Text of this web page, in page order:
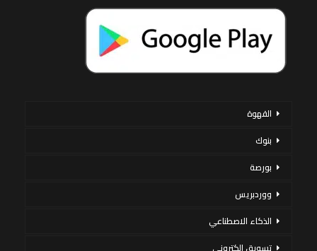
القهوة
بنوك
بورصة
ووردبريس
الذكاء الاصطناعي